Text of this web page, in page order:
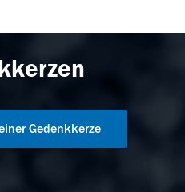
Gedenkkerze